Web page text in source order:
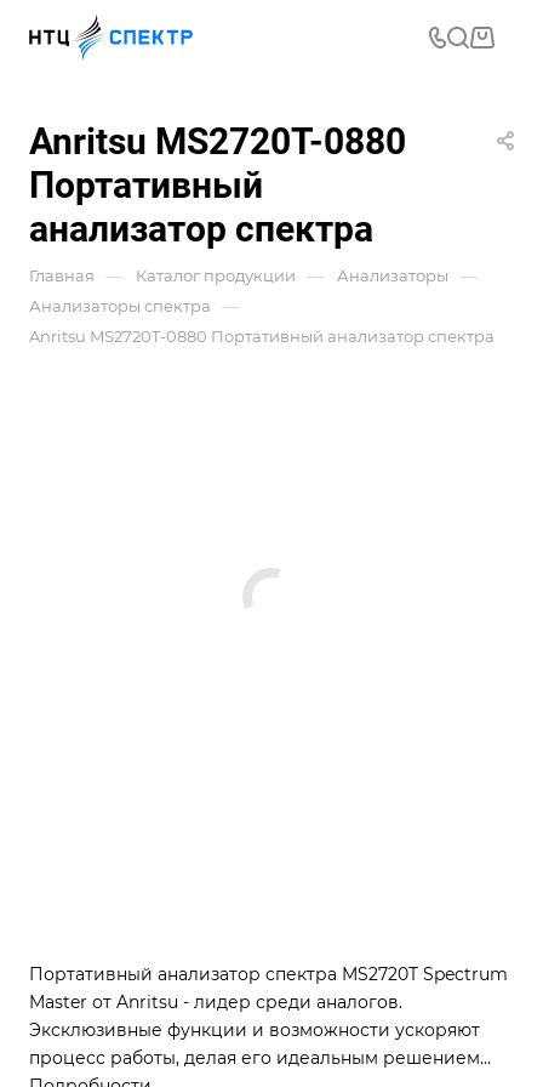
Anritsu MS2720T-0880
Портативный
анализатор спектра
Главная — Каталог продукции — Анализаторы —
Анализаторы спектра —
Anritsu MS2720T-0880 Портативный анализатор спектра
Портативный анализатор спектра MS2720T Spectrum
Master от Anritsu - лидер среди аналогов.
Эксклюзивные функции и возможности ускоряют
процесс работы, делая его идеальным решением